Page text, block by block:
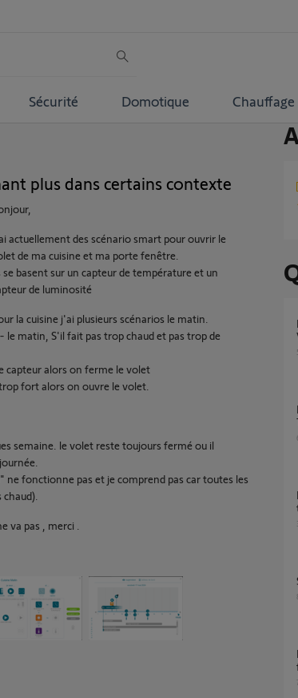
Sécurité Domotique Chauffage
plus dans certains contexte
actuellement des scénario smart pour ouvrir le
de ma cuisine et ma porte fenêtre.
se basent sur un capteur de température et un
de luminosité
la cuisine j'ai plusieurs scénarios le matin.
le matin, S'il fait pas trop chaud et pas trop de
capteur alors on ferme le volet
fort alors on ouvre le volet.
semaine. le volet reste toujours fermé ou il
fonctionne pas et je comprend pas car toutes les
va pas , merci .
porte